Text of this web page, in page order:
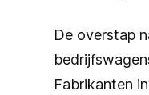
De overstap
Fabrikanten